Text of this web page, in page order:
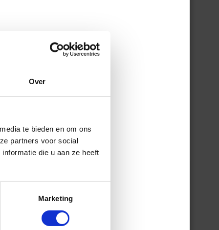
Over
te bieden en om ons
partners voor social
die u aan ze heeft
Marketing